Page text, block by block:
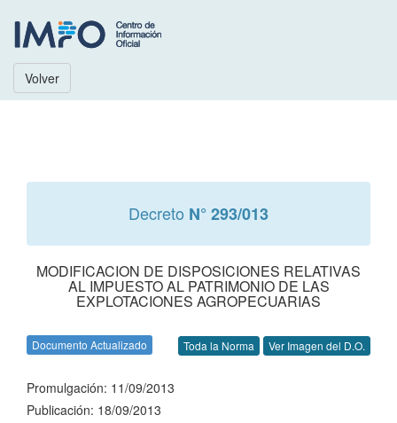
Volver
Decreto N° 293/013
MODIFICACION DE DISPOSICIONES RELATIVAS
AL IMPUESTO AL PATRIMONIO DE LAS
EXPLOTACIONES AGROPECUARIAS
Documento Actualizado Toda la Norma Ver Imagen del D.O.
Promulgación: 11/09/2013
Publicación: 18/09/2013